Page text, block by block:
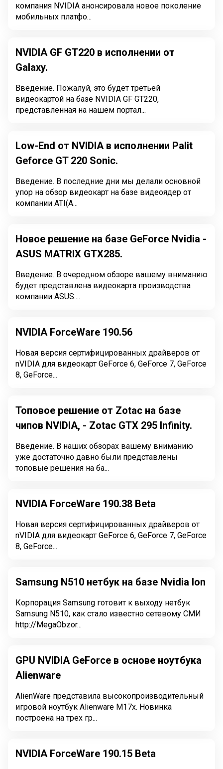
компания NVIDIA анонсировала новое поколение
мобильных платфо...
NVIDIA GF GT220 в исполнении от
Galaxy.
Введение. Пожалуй, это будет третьей
видеокартой на базе NVIDIA GF GT220,
представленная на нашем портал...
Low-End от NVIDIA в исполнении Palit
Geforce GT 220 Sonic.
Введение. В последние дни мы делали основной
упор на обзор видеокарт на базе видеоядер от
компании ATI(A...
Новое решение на базе GeForce Nvidia -
ASUS MATRIX GTX285.
Введение. В очередном обзоре вашему вниманию
будет представлена видеокарта производства
компании ASUS....
NVIDIA ForceWare 190.56
Новая версия сертифицированных драйверов от
nVIDIA для видеокарт GeForce 6, GeForce 7, GeForce
8, GeForce...
Топовое решение от Zotac на базе
чипов NVIDIA, - Zotac GTX 295 Infinity.
Введение. В наших обзорах вашему вниманию
уже достаточно давно были представлены
топовые решения на ба...
NVIDIA ForceWare 190.38 Beta
Новая версия сертифицированных драйверов от
nVIDIA для видеокарт GeForce 6, GeForce 7, GeForce
8, GeForce...
Samsung N510 нетбук на базе Nvidia Ion
Корпорация Samsung готовит к выходу нетбук
Samsung N510, как стало известно сетевому СМИ
http://MegaObzor...
GPU NVIDIA GeForce в основе ноутбука
Alienware
AlienWare представила высокопроизводительный
игровой ноутбук Alienware M17x. Новинка
построена на трех гр...
NVIDIA ForceWare 190.15 Beta